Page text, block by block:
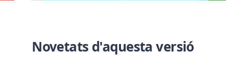
Novetats d'aquesta versió